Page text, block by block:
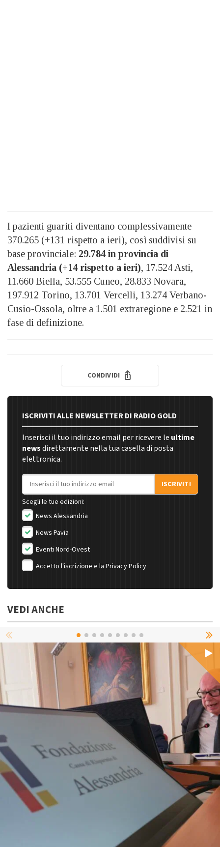
I pazienti guariti diventano complessivamente
370.265 (+131 rispetto a ieri), così suddivisi su
base provinciale: 29.784 in provincia di
Alessandria (+14 rispetto a ieri), 17.524 Asti,
11.660 Biella, 53.555 Cuneo, 28.833 Novara,
197.912 Torino, 13.701 Vercelli, 13.274 Verbano-
Cusio-Ossola, oltre a 1.501 extraregione e 2.521 in
fase di definizione.
CONDIVIDI
ISCRIVITI ALLE NEWSLETTER DI RADIO GOLD
Inserisci il tuo indirizzo email per ricevere le ultime
newsdirettamente nella tua casella di posta
elettronica.
Indirizzo email
ISCRIVITI
Scegli le tue edizioni:
News Alessandria
News Pavia
Eventi Nord-Ovest
Accetto l'iscrizione e la Privacy Policy
VEDI ANCHE